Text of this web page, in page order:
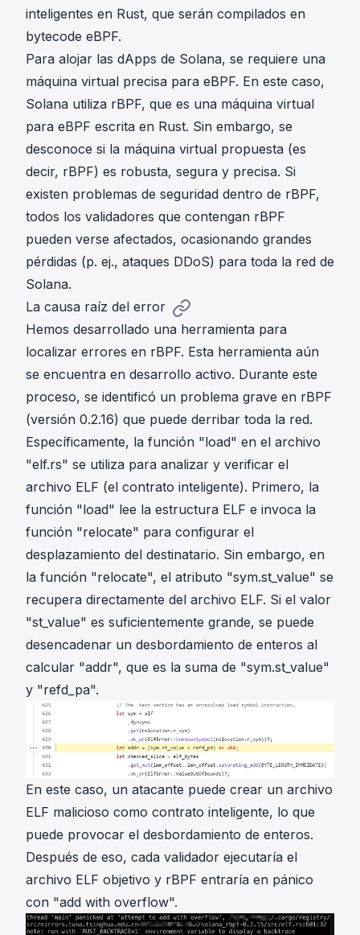
inteligentes en Rust, que serán compilados en
bytecode eBPF.
Para alojar las dApps de Solana, se requiere una
máquina virtual precisa para eBPF. En este caso,
Solana utiliza rBPF, que es una máquina virtual
para eBPF escrita en Rust. Sin embargo, se
desconoce si la máquina virtual propuesta (es
decir, rBPF) es robusta, segura y precisa. Si
existen problemas de seguridad dentro de rBPF,
todos los validadores que contengan rBPF
pueden verse afectados, ocasionando grandes
pérdidas (p. ej., ataques DDoS) para toda la red de
Solana.
La causa raíz del error
Hemos desarrollado una herramienta para
localizar errores en rBPF. Esta herramienta aún
se encuentra en desarrollo activo. Durante este
proceso, se identificó un problema grave en rBPF
(versión 0.2.16) que puede derribar toda la red.
Específicamente, la función "load" en el archivo
"elf.rs" se utiliza para analizar y verificar el
archivo ELF (el contrato inteligente). Primero, la
función "load" lee la estructura ELF e invoca la
función "relocate" para configurar el
desplazamiento del destinatario. Sin embargo, en
la función "relocate", el atributo "sym.st_value" se
recupera directamente del archivo ELF. Si el valor
"st_value" es suficientemente grande, se puede
desencadenar un desbordamiento de enteros al
calcular "addr", que es la suma de "sym.st_value"
y "refd_pa".
En este caso, un atacante puede crear un archivo
ELF malicioso como contrato inteligente, lo que
puede provocar el desbordamiento de enteros.
Después de eso, cada validador ejecutaría el
archivo ELF objetivo y rBPF entraría en pánico
con "add with overflow".